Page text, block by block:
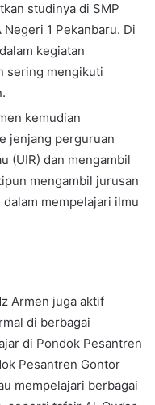
studinya di SMP
1 Pekanbaru. Di
kegiatan
sering mengikuti
kemudian
jenjang perguruan
(UIR) dan mengambil
mengambil jurusan
mempelajari ilmu
Armen juga aktif
di berbagai
di Pondok Pesantren
Pesantren Gontor
mempelajari berbagai